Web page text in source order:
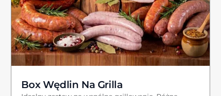
Box Wędlin Na Grilla